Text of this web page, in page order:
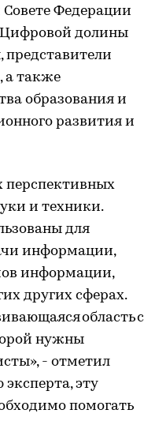
Федерации
долины
а также
образования и
развития и
перспективных
и техники.
для
информации,
информации,
других сферах.
область с
нужны
- отметил
эту
помогать